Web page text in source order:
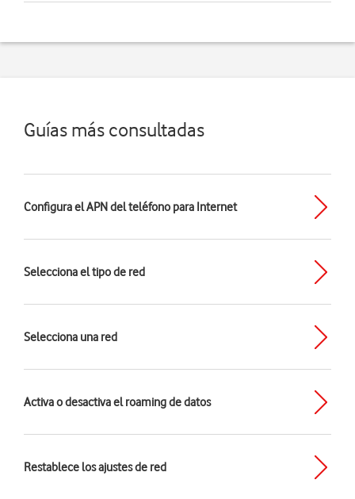
Guías más consultadas
Configura el APN del teléfono para Internet
Selecciona el tipo de red
Selecciona una red
Activa o desactiva el roaming de datos
Restablece los ajustes de red